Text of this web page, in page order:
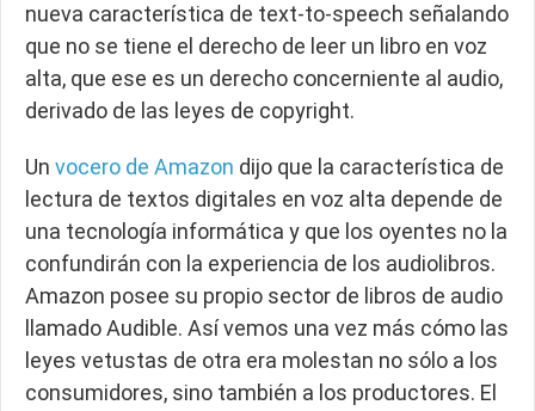
nueva característica de text-to-speech señalando
que no se tiene el derecho de leer un libro en voz
alta, que ese es un derecho concerniente al audio,
derivado de las leyes de copyright.
Un vocero de Amazon dijo que la característica de
lectura de textos digitales en voz alta depende de
una tecnología informática y que los oyentes no la
confundirán con la experiencia de los audiolibros.
Amazon posee su propio sector de libros de audio
llamado Audible. Así vemos una vez más cómo las
leyes vetustas de otra era molestan no sólo a los
consumidores, sino también a los productores. El